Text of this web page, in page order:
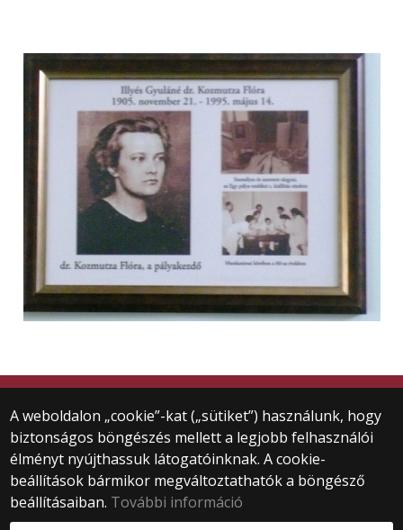
A weboldalon „cookie”-kat („sütiket”) használunk, hogy
biztonságos böngészés mellett a legjobb felhasználói
élményt nyújthassuk látogatóinknak. A cookie-
beállítások bármikor megváltoztathatók a böngésző
beállításaiban. További információ
© 2024 ELTE Gyakorló Óvoda és EGYMI
Minden jog fenntartva.
1071 Budapest, Damjanich u. 41-43.
+36 1 461-3750
gyakovoda@barczi.elte.hu
Webfejlesztés: